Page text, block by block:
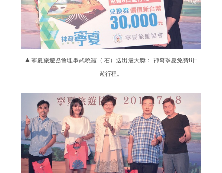
▲ 寧夏旅遊協會理事武曉霞（ 右） 送出最大獎： 神奇寧夏免費8日
遊行程。